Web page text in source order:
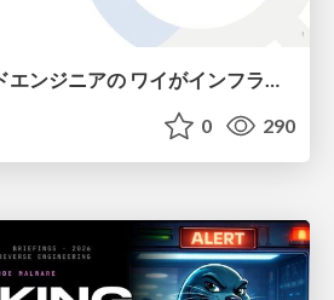
え？フロントエンドエンジニアの ワイがインフラも！？
0 290